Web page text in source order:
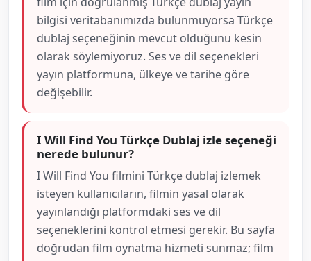
bilgisi veritabanımızda bulunmuyorsa Türkçe
dublaj seçeneğinin mevcut olduğunu kesin
olarak söylemiyoruz. Ses ve dil seçenekleri
yayın platformuna, ülkeye ve tarihe göre
değişebilir.
I Will Find You Türkçe Dublaj izle seçeneği
nerede bulunur?
I Will Find You filmini Türkçe dublaj izlemek
isteyen kullanıcıların, filmin yasal olarak
yayınlandığı platformdaki ses ve dil
seçeneklerini kontrol etmesi gerekir. Bu sayfa
doğrudan film oynatma hizmeti sunmaz; film